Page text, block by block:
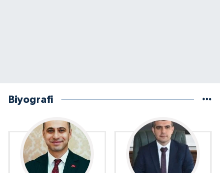
Biyografi